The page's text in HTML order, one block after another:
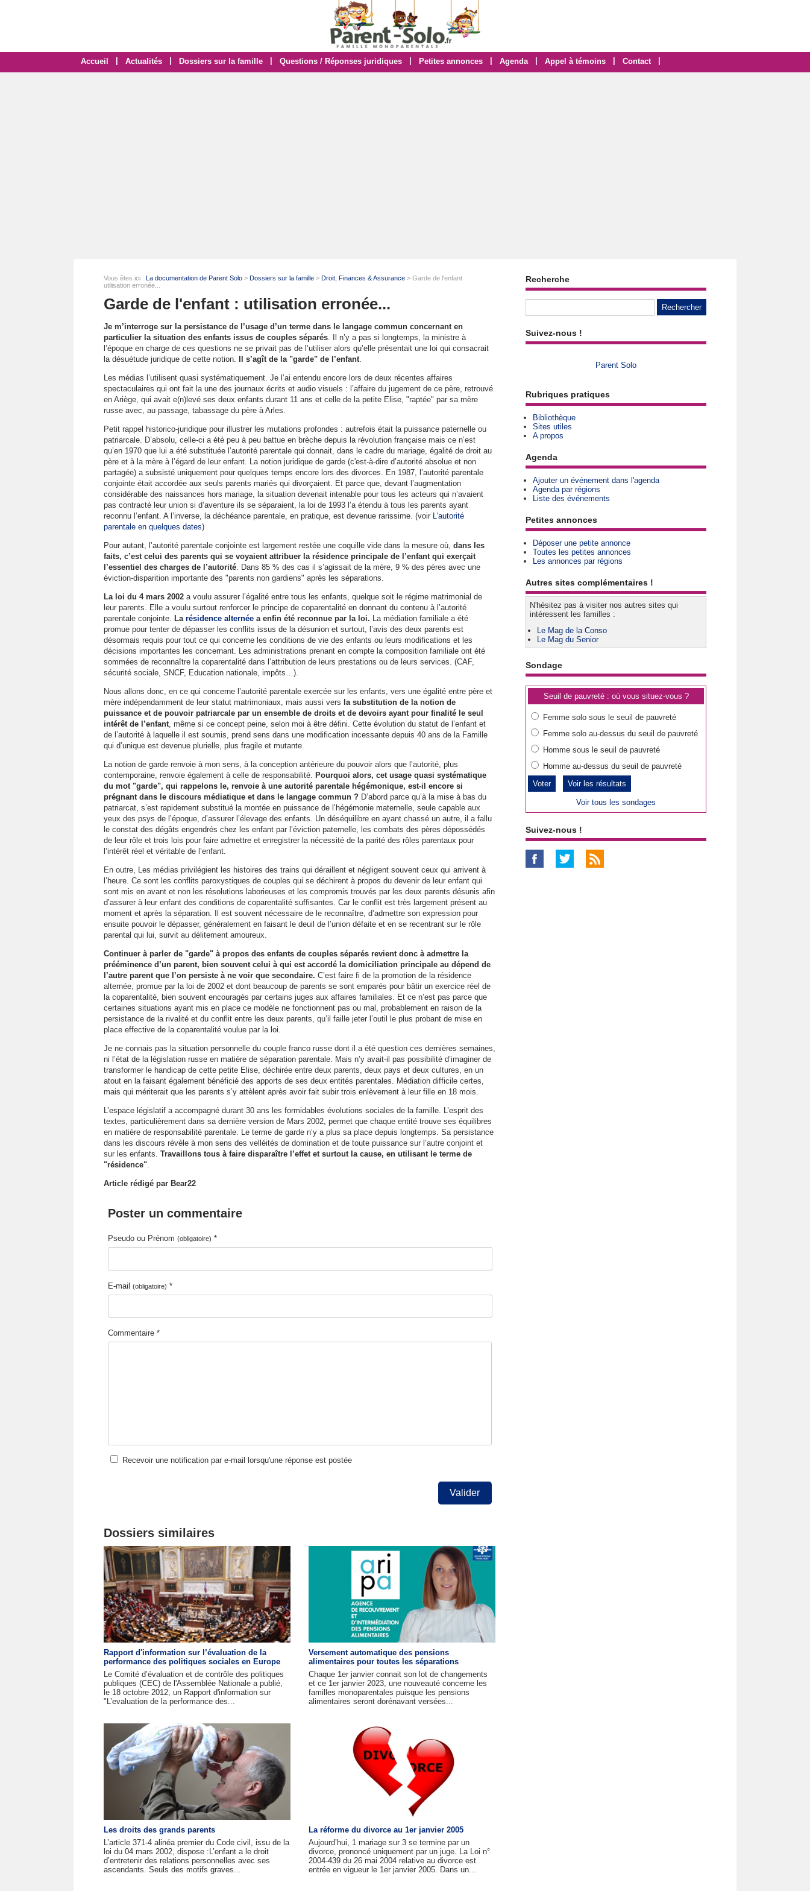
Accueil Actualités Dossiers sur la famille Questions / Réponses juridiques Petites annonces Agenda Appel à témoins Contact
Vous êtes ici : La documentation de Parent Solo > Dossiers sur la famille > Droit, Finances & Assurance > Garde de l'enfant :
utilisation erronée...
Garde de l'enfant : utilisation erronée...
Je m’interroge sur la persistance de l’usage d’un terme dans le langage commun concernant en
particulier la situation des enfants issus de couples séparés. Il n’y a pas si longtemps, la ministre à
l’époque en charge de ces questions ne se privait pas de l’utiliser alors qu’elle présentait une loi qui consacrait
la désuétude juridique de cette notion.
Il s’agît de la "garde" de l’enfant.
Les médias l’utilisent quasi systématiquement. Je l’ai entendu encore lors de deux récentes affaires
spectaculaires qui ont fait la une des journaux écrits et audio visuels : l’affaire du jugement de ce père, retrouvé
en Ariège, qui avait e(n)levé ses deux enfants durant 11 ans et celle de la petite Elise, "raptée" par sa mère
russe avec, au passage, tabassage du père à Arles.
Petit rappel historico-juridique pour illustrer les mutations profondes : autrefois était la puissance paternelle ou
patriarcale. D’absolu, celle-ci a été peu à peu battue en brèche depuis la révolution française mais ce n’est
qu’en 1970 que lui a été substituée l’autorité parentale qui donnait, dans le cadre du mariage, égalité de droit au
père et à la mère à l’égard de leur enfant. La notion juridique de garde (c'est-à-dire d’autorité absolue et non
partagée) a subsisté uniquement pour quelques temps encore lors des divorces. En 1987, l’autorité parentale
conjointe était accordée aux seuls parents mariés qui divorçaient. Et parce que, devant l’augmentation
considérable des naissances hors mariage, la situation devenait intenable pour tous les acteurs qui n’avaient
pas contracté leur union si d’aventure ils se séparaient, la loi de 1993 l’a étendu à tous les parents ayant
reconnu l’enfant. A l’inverse, la déchéance parentale, en pratique, est devenue rarissime. (voir L'autorité
parentale en quelques dates)
Pour autant, l’autorité parentale conjointe est largement restée une coquille vide dans la mesure où, dans les
faits, c’est celui des parents qui se voyaient attribuer la résidence principale de l’enfant qui exerçait
l’essentiel des charges de l’autorité. Dans 85 % des cas il s’agissait de la mère, 9 % des pères avec une
éviction-disparition importante des "parents non gardiens" après les séparations.
La loi du 4 mars 2002 a voulu assurer l’égalité entre tous les enfants, quelque soit le régime matrimonial de
leur parents. Elle a voulu surtout renforcer le principe de coparentalité en donnant du contenu à l’autorité
parentale conjointe. La résidence alternée a enfin été reconnue par la loi. La médiation familiale a été
promue pour tenter de dépasser les conflits issus de la désunion et surtout, l’avis des deux parents est
désormais requis pour tout ce qui concerne les conditions de vie des enfants ou leurs modifications et les
décisions importantes les concernant. Les administrations prenant en compte la composition familiale ont été
sommées de reconnaître la coparentalité dans l’attribution de leurs prestations ou de leurs services. (CAF,
sécurité sociale, SNCF, Education nationale, impôts…).
Nous allons donc, en ce qui concerne l’autorité parentale exercée sur les enfants, vers une égalité entre père et
mère indépendamment de leur statut matrimoniaux, mais aussi vers la substitution de la notion de
puissance et de pouvoir patriarcale par un ensemble de droits et de devoirs ayant pour finalité le seul
intérêt de l’enfant, même si ce concept peine, selon moi à être défini. Cette évolution du statut de l’enfant et
de l’autorité à laquelle il est soumis, prend sens dans une modification incessante depuis 40 ans de la Famille
qui d’unique est devenue plurielle, plus fragile et mutante.
La notion de garde renvoie à mon sens, à la conception antérieure du pouvoir alors que l’autorité, plus
contemporaine, renvoie également à celle de responsabilité. Pourquoi alors, cet usage quasi systématique
du mot "garde", qui rappelons le, renvoie à une autorité parentale hégémonique, est-il encore si
prégnant dans le discours médiatique et dans le langage commun ? D’abord parce qu’à la mise à bas du
patriarcat, s’est rapidement substitué la montée en puissance de l’hégémonie maternelle, seule capable aux
yeux des psys de l’époque, d’assurer l’élevage des enfants. Un déséquilibre en ayant chassé un autre, il a fallu
le constat des dégâts engendrés chez les enfant par l’éviction paternelle, les combats des pères dépossédés
de leur rôle et trois lois pour faire admettre et enregistrer la nécessité de la parité des rôles parentaux pour
l’intérêt réel et véritable de l’enfant.
En outre, Les médias privilégient les histoires des trains qui déraillent et négligent souvent ceux qui arrivent à
l’heure. Ce sont les conflits paroxystiques de couples qui se déchirent à propos du devenir de leur enfant qui
sont mis en avant et non les résolutions laborieuses et les compromis trouvés par les deux parents désunis afin
d’assurer à leur enfant des conditions de coparentalité suffisantes. Car le conflit est très largement présent au
moment et après la séparation. Il est souvent nécessaire de le reconnaître, d’admettre son expression pour
ensuite pouvoir le dépasser, généralement en faisant le deuil de l’union défaite et en se recentrant sur le rôle
parental qui lui, survit au délitement amoureux.
Continuer à parler de "garde" à propos des enfants de couples séparés revient donc à admettre la
prééminence d’un parent, bien souvent celui à qui est accordé la domiciliation principale au dépend de
l’autre parent que l’on persiste à ne voir que secondaire. C’est faire fi de la promotion de la résidence
alternée, promue par la loi de 2002 et dont beaucoup de parents se sont emparés pour bâtir un exercice réel de
la coparentalité, bien souvent encouragés par certains juges aux affaires familiales. Et ce n’est pas parce que
certaines situations ayant mis en place ce modèle ne fonctionnent pas ou mal, probablement en raison de la
persistance de la rivalité et du conflit entre les deux parents, qu’il faille jeter l’outil le plus probant de mise en
place effective de la coparentalité voulue par la loi.
Je ne connais pas la situation personnelle du couple franco russe dont il a été question ces dernières semaines,
ni l’état de la législation russe en matière de séparation parentale. Mais n’y avait-il pas possibilité d’imaginer de
transformer le handicap de cette petite Elise, déchirée entre deux parents, deux pays et deux cultures, en un
atout en la faisant également bénéficié des apports de ses deux entités parentales. Médiation difficile certes,
mais qui mériterait que les parents s’y attèlent après avoir fait subir trois enlèvement à leur fille en 18 mois.
L’espace législatif a accompagné durant 30 ans les formidables évolutions sociales de la famille. L’esprit des
textes, particulièrement dans sa dernière version de Mars 2002, permet que chaque entité trouve ses équilibres
en matière de responsabilité parentale. Le terme de garde n’y a plus sa place depuis longtemps. Sa persistance
dans les discours révèle à mon sens des velléités de domination et de toute puissance sur l’autre conjoint et
sur les enfants. Travaillons tous à faire disparaître l’effet et surtout la cause, en utilisant le terme de
"résidence".
Article rédigé par Bear22
Poster un commentaire
Pseudo ou Prénom (obligatoire) *
E-mail (obligatoire) *
Commentaire *
Recevoir une notification par e-mail lorsqu'une réponse est postée
Valider
Dossiers similaires
Rapport d'information sur l’évaluation de la
performance des politiques sociales en Europe
Le Comité d’évaluation et de contrôle des politiques
publiques (CEC) de l'Assemblée Nationale a publié,
le 18 octobre 2012, un Rapport d'information sur
"L’evaluation de la performance des...
Versement automatique des pensions
alimentaires pour toutes les séparations
Chaque 1er janvier connait son lot de changements
et ce 1er janvier 2023, une nouveauté concerne les
familles monoparentales puisque les pensions
alimentaires seront dorénavant versées...
Les droits des grands parents
L’article 371-4 alinéa premier du Code civil, issu de la
loi du 04 mars 2002, dispose :L’enfant a le droit
d’entretenir des relations personnelles avec ses
ascendants. Seuls des motifs graves...
La réforme du divorce au 1er janvier 2005
Aujourd’hui, 1 mariage sur 3 se termine par un
divorce, prononcé uniquement par un juge. La Loi n°
2004-439 du 26 mai 2004 relative au divorce est
entrée en vigueur le 1er janvier 2005. Dans un...
Recherche
Suivez-nous !
Parent Solo
Rubriques pratiques
Bibliothèque
Sites utiles
A propos
Agenda
Ajouter un événement dans l'agenda
Agenda par régions
Liste des événements
Petites annonces
Déposer une petite annonce
Toutes les petites annonces
Les annonces par régions
Autres sites complémentaires !
N'hésitez pas à visiter nos autres sites qui
intéressent les familles :
Le Mag de la Conso
Le Mag du Senior
Sondage
Seuil de pauvreté : où vous situez-vous ?
Femme solo sous le seuil de pauvreté
Femme solo au-dessus du seuil de pauvreté
Homme sous le seuil de pauvreté
Homme au-dessus du seuil de pauvreté
Voir les résultats
Voir tous les sondages
Suivez-nous !